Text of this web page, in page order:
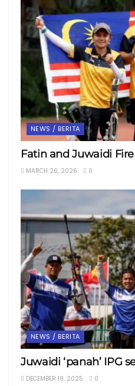
NEWS / BERITA
Fatin and Juwaidi
MARCH 26, 2026 0
NEWS / BERITA
Juwaidi ‘panah’ IPG
DECEMBER 19, 2025 0